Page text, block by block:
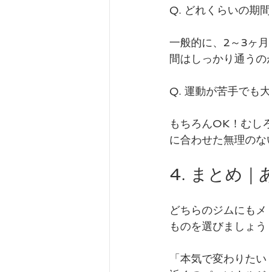
Q. どれくらいの期
一般的に、2～3ヶ
間はしっかり通う
Q. 運動が苦手でも
もちろんOK！むし
に合わせた無理の
4. まとめ｜
どちらのジムにも
ものを選びましょう
「本気で変わりた